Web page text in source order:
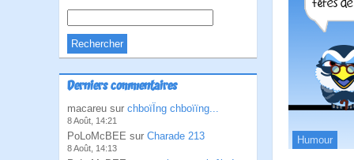
Derniers commentaires
macareu sur chboïÏng chboïïng...
8 Août, 14:21
PoLoMcBEE sur Charade 213
8 Août, 14:13
Humour